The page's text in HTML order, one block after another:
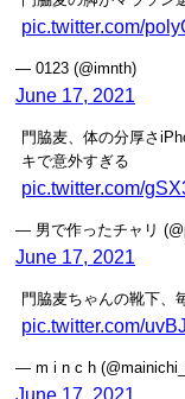
pic.twitter.com/
— 0123 (@imnth)
June 17, 2021
門脇麦、体の分厚さ
キで意外すぎる
pic.twitter.com/
— 男で作ったチャリ
June 17, 2021
門脇麦ちゃんの靴下、
pic.twitter.com/
— m i n c h
June 17, 2021